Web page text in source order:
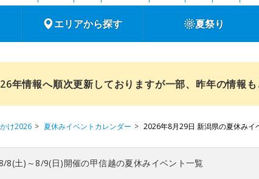
エリアから探す 夏祭り
年情報へ順次更新しておりますが一部、昨年の情報も
け2026 夏休みイベントカレンダー 2026年8月29日 新潟県の夏休みイ
8(土)～8/9(日)開催の甲信越の夏休みイベント一覧